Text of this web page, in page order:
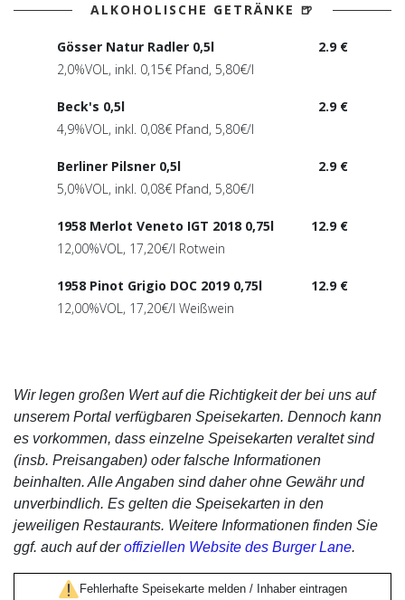
ALKOHOLISCHE GETRÄNKE 🍺
2.9 €
Gösser Natur Radler 0,5l
2,0%VOL, inkl. 0,15€ Pfand, 5,80€/l
2.9 €
Beck's 0,5l
4,9%VOL, inkl. 0,08€ Pfand, 5,80€/l
2.9 €
Berliner Pilsner 0,5l
5,0%VOL, inkl. 0,08€ Pfand, 5,80€/l
12.9 €
1958 Merlot Veneto IGT 2018 0,75l
12,00%VOL, 17,20€/l Rotwein
12.9 €
1958 Pinot Grigio DOC 2019 0,75l
12,00%VOL, 17,20€/l Weißwein
Wir legen großen Wert auf die Richtigkeit der bei uns auf
unserem Portal verfügbaren Speisekarten. Dennoch kann
es vorkommen, dass einzelne Speisekarten veraltet sind
(insb. Preisangaben) oder falsche Informationen
beinhalten. Alle Angaben sind daher ohne Gewähr und
unverbindlich. Es gelten die Speisekarten in den
jeweiligen Restaurants. Weitere Informationen finden Sie
ggf. auch auf deroffiziellen Website des Burger Lane.
Fehlerhafte Speisekarte melden / Inhaber eintragen